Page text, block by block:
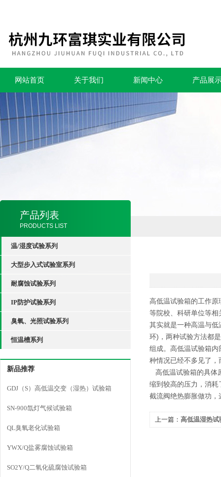
网站首页 关于我们 新闻中心 产品展
产品列表
PRODUCTS LIST
温/湿度试验系列
大型步入式试验室系列
耐腐蚀试验系列
IP防护试验系列
臭氧、光照试验系列
恒温槽系列
新品推荐
GDJ（S）高低温交变（湿热）试验箱
SN-900氙灯气候试验箱
QL臭氧老化试验箱
YWX/Q盐雾腐蚀试验箱
SO2Y/Q二氧化硫腐蚀试验箱
高低温试验箱的工作
等院校、科研单位等
其实就是一种高温与
环)，两种试验方法都
组成。高低温试验箱
种情况已经不多见了
高低温试验箱的具体
缩到较高的压力，消
截流阀绝热膨胀做功
上一篇： 高低温湿热试